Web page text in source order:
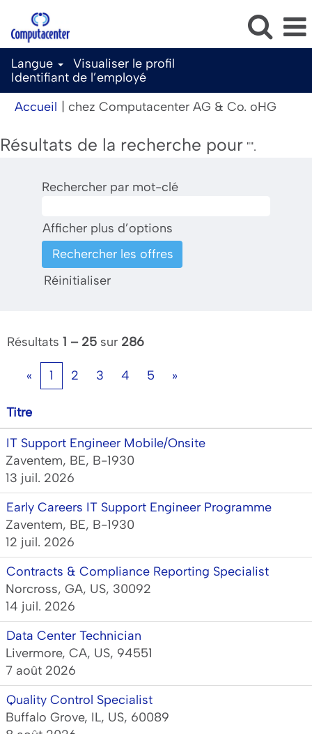
Langue
Visualiser le profil
Identifiant de l’employé
Accueil
chez Computacenter AG & Co. oHG
Résultats de la recherche pour "".
Rechercher par mot-clé
Afficher plus d’options
Réinitialiser
Résultats 1 – 25 sur 286
« 1 2 3 4 5 »
Titre
IT Support Engineer Mobile/Onsite
Zaventem, BE, B-1930
13 juil. 2026
Early Careers IT Support Engineer Programme
Zaventem, BE, B-1930
12 juil. 2026
Contracts & Compliance Reporting Specialist
Norcross, GA, US, 30092
14 juil. 2026
Data Center Technician
Livermore, CA, US, 94551
7 août 2026
Quality Control Specialist
Buffalo Grove, IL, US, 60089